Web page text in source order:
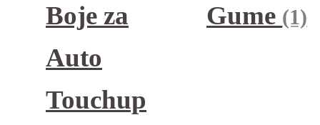
Boje za
Auto
Touchup
Gume (1)